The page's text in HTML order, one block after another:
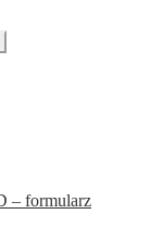
– formularz